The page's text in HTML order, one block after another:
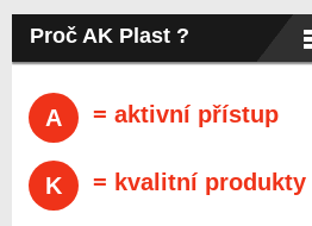
Proč AK Plast ?
A = aktivní přístup
K = kvalitní produkty